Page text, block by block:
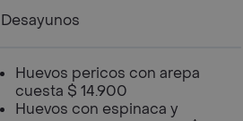
Desayunos
Huevos pericos con arepa
cuesta $ 14.900
Huevos con espinaca y